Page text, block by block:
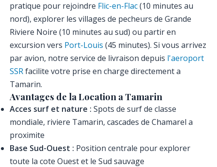
pratique pour rejoindre Flic-en-Flac(10 minutes au
nord), explorer les villages de pecheurs de Grande
Riviere Noire (10 minutes au sud) ou partir en
excursion vers Port-Louis (45 minutes). Si vous arrivez
par avion, notre service de livraison depuis l'aeroport
SSRfacilite votre prise en charge directement a
Tamarin.
Avantages de la Location a Tamarin
Acces surf et nature : Spots de surf de classe
mondiale, riviere Tamarin, cascades de Chamarel a
proximite
Base Sud-Ouest : Position centrale pour explorer
toute la cote Ouest et le Sud sauvage